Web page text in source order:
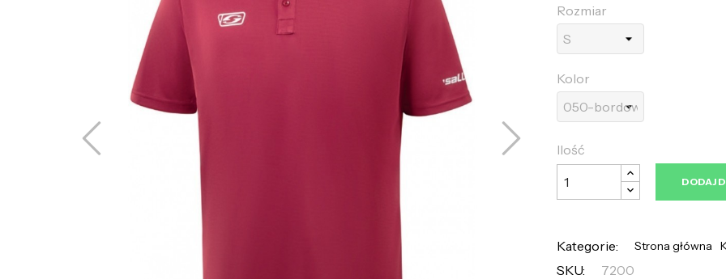
Rozmiar
Kolor
Ilość
DODAJ
Kategorie: Strona główna
SKU:
7200